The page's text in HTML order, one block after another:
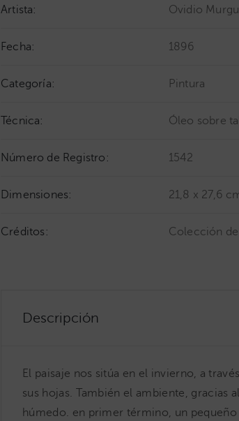
Artista: Ovidio
Fecha: 1896
Categoría: Pintura
Técnica: Óleo sobre
Número de Registro: 1542
Dimensiones: 21,8 x 27,6
Créditos: Colección
Descripción
El paisaje nos sitúa en el invierno, a
sus hojas. También el ambiente, gracias
húmedo. en primer término, un